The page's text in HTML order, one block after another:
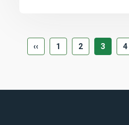
‹‹
ANTERIOR 1 2 3 4